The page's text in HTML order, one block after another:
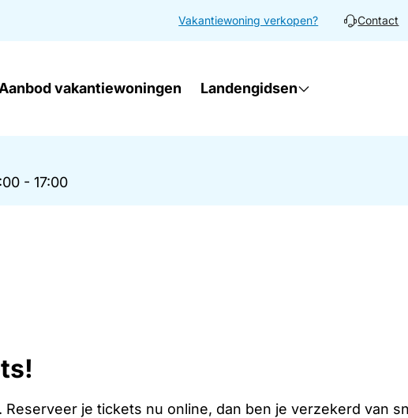
Vakantiewoning verkopen? Contact
Aanbod vakantiewoningen Landengidsen
- 17:00
je tickets nu online, dan ben je verzekerd van